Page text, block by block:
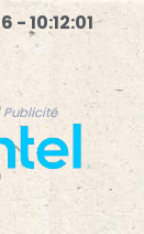
- 10:12:03
Publicité